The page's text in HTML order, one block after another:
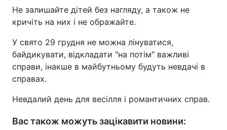
Не залишайте дітей без нагляду, а також не
кричіть на них і не ображайте.
У свято 29 грудня не можна лінуватися,
байдикувати, відкладати "на потім" важливі
справи, інакше в майбутньому будуть невдачі в
справах.
Невдалий день для весілля і романтичних справ.
Вас також можуть зацікавити новини: